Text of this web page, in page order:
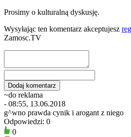
Prosimy o kulturalną dyskusję.
Wysyłając ten komentarz akceptujesz
Zamosc.TV
~do reklama
- 08:55, 13.06.2018
g^wno prawda cynik i arogant z niego
Odpowiedzi: 0
0